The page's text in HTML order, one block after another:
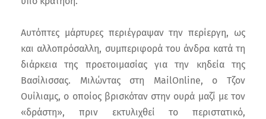
Αυτόπτες μάρτυρες περιέγραψαν την περίεργη, ως
και αλλοπρόσαλλη, συμπεριφορά του άνδρα κατά τη
διάρκεια της προετοιμασίας για την κηδεία της
Βασίλισσας. Μιλώντας στη MailOnline, ο Τζον
Ουίλιαμς, ο οποίος βρισκόταν στην ουρά μαζί με τον
«δράστη», πριν εκτυλιχθεί το περιστατικό,